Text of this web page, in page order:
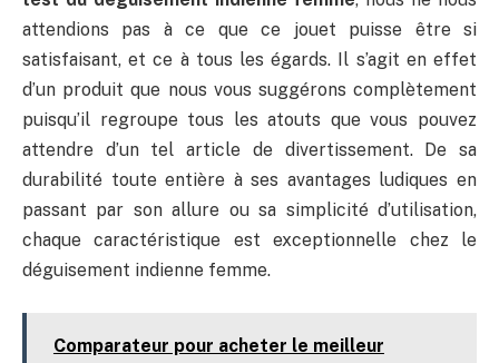
attendions pas à ce que ce jouet puisse être si
satisfaisant, et ce à tous les égards. Il s’agit en effet
d’un produit que nous vous suggérons complètement
puisqu’il regroupe tous les atouts que vous pouvez
attendre d’un tel article de divertissement. De sa
durabilité toute entière à ses avantages ludiques en
passant par son allure ou sa simplicité d’utilisation,
chaque caractéristique est exceptionnelle chez le
déguisement indienne femme.
Comparateur pour acheter le meilleur